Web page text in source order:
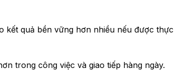
kết quả bền vững hơn nhiều nếu được thực
trong công việc và giao tiếp hàng ngày.